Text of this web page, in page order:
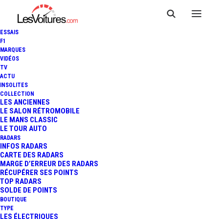
ESSAIS
F1
MARQUES
VIDÉOS
TV
ACTU
INSOLITES
COLLECTION
LES ANCIENNES
LE SALON RÉTROMOBILE
LE MANS CLASSIC
LE TOUR AUTO
RADARS
INFOS RADARS
CARTE DES RADARS
MARGE D’ERREUR DES RADARS
RÉCUPÉRER SES POINTS
TOP RADARS
SOLDE DE POINTS
BOUTIQUE
TYPE
LES ÉLECTRIQUES
5 juillet 2017
PEUGEOT 308 GTI &